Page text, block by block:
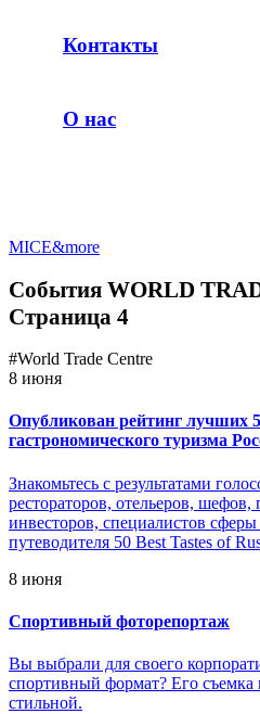
Контакты
О нас
MICE&more
События WORLD
Страница 4
#World Trade Centre
8 июня
Опубликован рейтинг лучших
гастрономического туризма
Знакомьтесь с результатами
рестораторов, отельеров,
инвесторов, специалистов
путеводителя 50 Best Tastes of
8 июня
Спортивный фоторепортаж
Вы выбрали для своего
спортивный формат? Его
стильной.